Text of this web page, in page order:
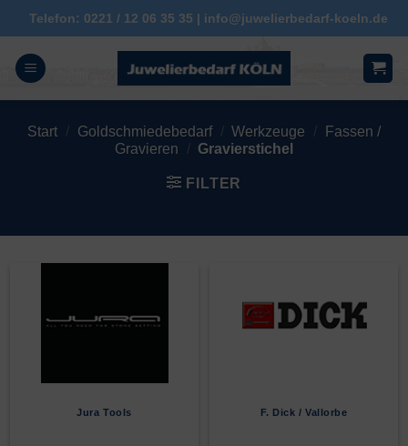
Zum
Inhalt
springen
Telefon: 0221 / 12 06 35 35 | info@juwelierbedarf-koeln.de
Start / Goldschmiedebedarf / Werkzeuge /
Fassen /
Gravieren
/ Gravierstichel
FILTER
Jura Tools F. Dick / Vallorbe